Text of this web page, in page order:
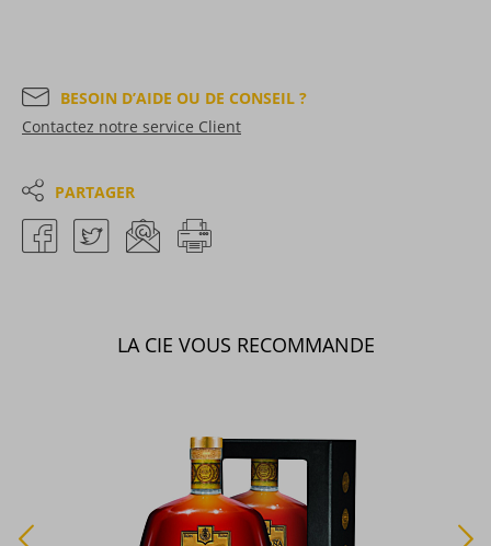
BESOIN D’AIDE OU DE CONSEIL ?
Contactez notre service Client
PARTAGER
LA CIE VOUS RECOMMANDE